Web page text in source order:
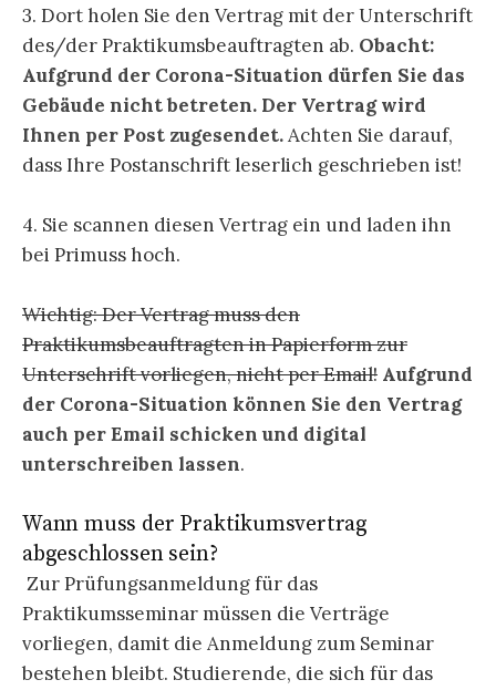
3. Dort holen Sie den Vertrag mit der Unterschrift
des/der Praktikumsbeauftragten ab. Obacht:
Aufgrund der Corona-Situation dürfen Sie das
Gebäude nicht betreten. Der Vertrag wird
Ihnen per Post zugesendet.Achten Sie darauf,
dass Ihre Postanschrift leserlich geschrieben ist!
4. Sie scannen diesen Vertrag ein und laden ihn
bei Primuss hoch.
Wichtig: Der Vertrag muss den
Praktikumsbeauftragten in Papierform zur
Unterschrift vorliegen, nicht per Email! Aufgrund
der Corona-Situation können Sie den Vertrag
auch per Email schicken und digital
unterschreiben lassen.
Wann muss der Praktikumsvertrag
abgeschlossen sein?
Zur Prüfungsanmeldung für das
Praktikumsseminar müssen die Verträge
vorliegen, damit die Anmeldung zum Seminar
bestehen bleibt. Studierende, die sich für das